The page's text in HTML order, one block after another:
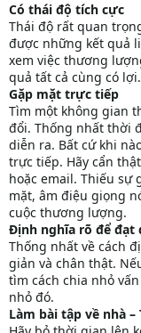
Có thái độ tích cực
Thái độ rất quan
được những kết quả
xem việc thương
quả tất cả cùng có lợi.
Gặp mặt trực tiếp
Tìm một không gian
đổi. Thống nhất thời
diễn ra. Bất cứ khi
trực tiếp. Hãy cẩn
hoặc email. Thiếu
mặt, âm điệu giọng
cuộc thương lượng.
Định nghĩa rõ để đạt
Thống nhất về cách
giản và chân thật.
tìm cách chia nhỏ
nhỏ đó.
Làm bài tập về nhà